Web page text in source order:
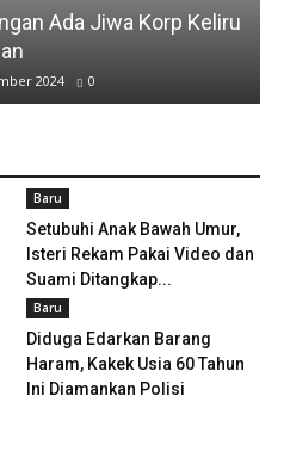
Ada Jiwa Korp Keliru
2024 0
Baru
Setubuhi Anak Bawah Umur,
Isteri Rekam Pakai Video dan
Suami Ditangkap...
Baru
Diduga Edarkan Barang
Haram, Kakek Usia 60 Tahun
Ini Diamankan Polisi